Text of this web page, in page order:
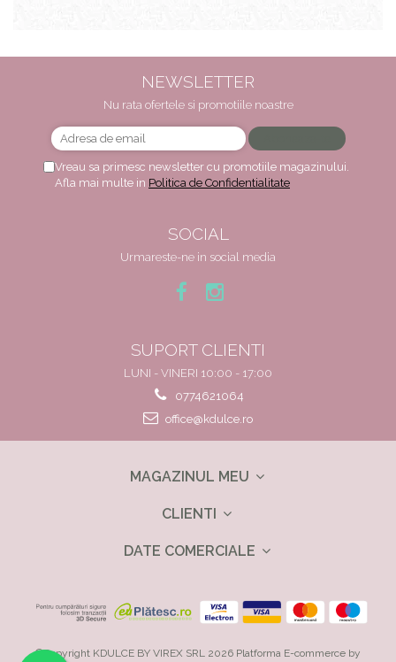
NEWSLETTER
Nu rata ofertele si promotiile noastre
Vreau sa primesc newsletter cu promotiile magazinului.
Afla mai multe in Politica de Confidentialitate
SOCIAL
Urmareste-ne in social media
SUPORT CLIENTI
LUNI - VINERI 10:00 - 17:00
0774621064
office@kdulce.ro
MAGAZINUL MEU
CLIENTI
DATE COMERCIALE
©Copyright KDULCE BY VIREX SRL 2026 Platforma E-commerce by